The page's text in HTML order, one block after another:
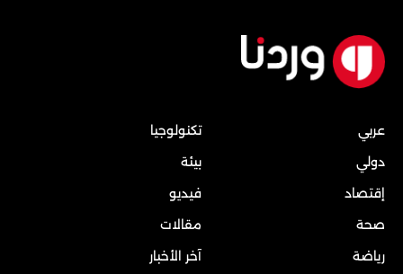
عربي
دولي
إقتصاد
صحة
رياضة
تكنولوجيا
بيئة
فيديو
مقالات
آخر الأخبار